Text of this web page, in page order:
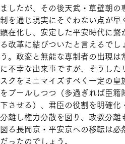
ましたが、その後天武・草壁朝の
制を通じ現実にそぐわない点が早
顕在化し、安定した平安時代に繋
る改革に結びついたと言えるでし
う。政変と無能な専制者の出現は
に不幸な出来事ですが、そうした
スクをミニマイズすべく一定の皇
をプールしつつ（多過ぎれば臣籍
下させる）、君臣の役割を明確化
分離し権力分散を図り、政教分離
図る長岡京・平安京への移転は必
だったのでしょう。